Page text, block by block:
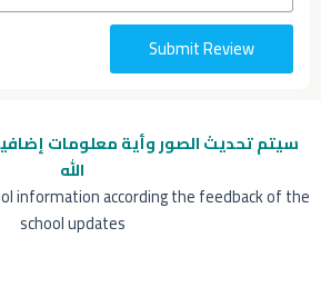
سيتم تحديث الصور وأية معلومات
الله
information according the feedback of the
school updates
Submit Review